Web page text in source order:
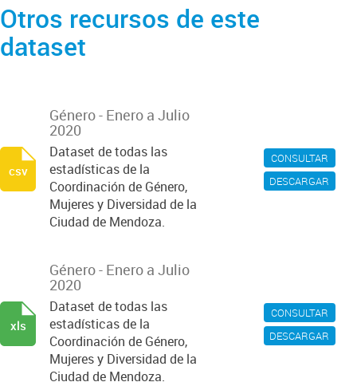
Otros recursos de este
dataset
CONSULTAR
DESCARGAR
Género - Enero a Julio
2020
Dataset de todas las
estadísticas de la
Coordinación de Género,
Mujeres y Diversidad de la
Ciudad de Mendoza.
csv
CONSULTAR
DESCARGAR
Género - Enero a Julio
2020
Dataset de todas las
estadísticas de la
Coordinación de Género,
Mujeres y Diversidad de la
Ciudad de Mendoza.
xls